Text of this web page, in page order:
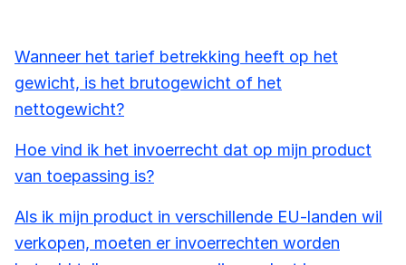
Wanneer het tarief betrekking heeft op het
gewicht, is het brutogewicht of het
nettogewicht?
Hoe vind ik het invoerrecht dat op mijn product
van toepassing is?
Als ik mijn product in verschillende EU-landen wil
verkopen, moeten er invoerrechten worden